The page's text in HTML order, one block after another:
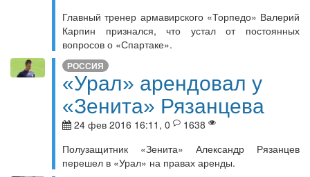
Главный тренер армавирского «Торпедо» Валерий
Карпин признался, что устал от постоянных
вопросов о «Спартаке».
РОССИЯ
«Урал» арендовал у
«Зенита» Рязанцева
24 фев 2016 16:11, 0
1638
Полузащитник «Зенита» Александр Рязанцев
перешел в «Урал» на правах аренды.